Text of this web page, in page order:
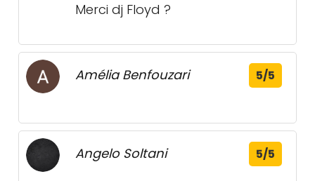
Merci dj Floyd ?
Amélia Benfouzari 5/5
Angelo Soltani 5/5